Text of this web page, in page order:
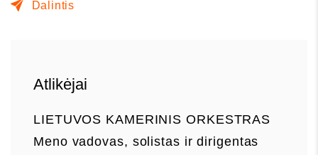
Dalintis
Atlikėjai
LIETUVOS KAMERINIS ORKESTRAS
Meno vadovas, solistas ir dirigentas